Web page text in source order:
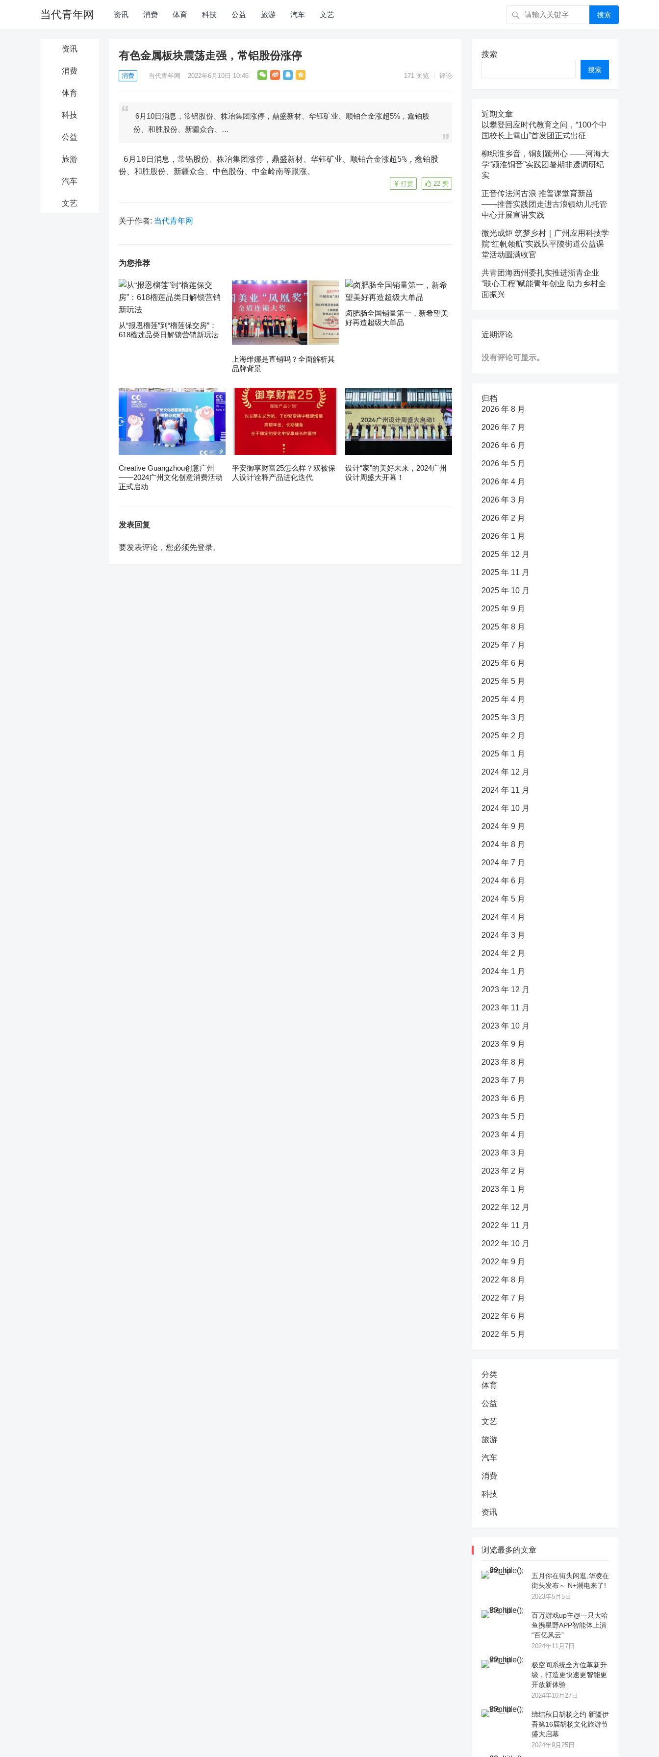
当代青年网 资讯 消费 体育 科技 公益 旅游 汽车 文艺 搜索
资讯
消费
体育
科技
公益
旅游
汽车
文艺
有色金属板块震荡走强，常铝股份涨停
消费 当代青年网 2022年6月10日 10:46 171 浏览 评论
6月10日消息，常铝股份、株冶集团涨停，鼎盛新材、华钰矿业、顺铂合金涨超5%，鑫铂股
份、和胜股份、新疆众合、…
6月10日消息，常铝股份、株冶集团涨停，鼎盛新材、华钰矿业、顺铂合金涨超5%，鑫铂股
份、和胜股份、新疆众合、中色股份、中金岭南等跟涨。
22 赞
打赏
关于作者: 当代青年网
为您推荐
从“报恩榴莲”到“榴莲保交房”：
618榴莲品类日解锁营销新玩法
上海维娜是直销吗？全面解析其
品牌背景
卤肥肠全国销量第一，新希望美
好再造超级大单品
Creative Guangzhou创意广州
——2024广州文化创意消费活动
正式启动
平安御享财富25怎么样？双被保
人设计诠释产品进化迭代
设计“家”的美好未来，2024广州
设计周盛大开幕！
发表回复
要发表评论，您必须先登录。
搜索
搜索
近期文章
以攀登回应时代教育之问，“100个中
国校长上雪山”首发团正式出征
柳织淮乡音，铜刻颍州心 ——河海大
学“颍淮铜音”实践团暑期非遗调研纪
实
正音传法润古浪 推普课堂育新苗
——推普实践团走进古浪镇幼儿托管
中心开展宣讲实践
微光成炬 筑梦乡村｜广州应用科技学
院“红帆领航”实践队平陵街道公益课
堂活动圆满收官
共青团海西州委扎实推进浙青企业
“联心工程”赋能青年创业 助力乡村全
面振兴
近期评论
没有评论可显示。
归档
2026 年 8 月
2026 年 7 月
2026 年 6 月
2026 年 5 月
2026 年 4 月
2026 年 3 月
2026 年 2 月
2026 年 1 月
2025 年 12 月
2025 年 11 月
2025 年 10 月
2025 年 9 月
2025 年 8 月
2025 年 7 月
2025 年 6 月
2025 年 5 月
2025 年 4 月
2025 年 3 月
2025 年 2 月
2025 年 1 月
2024 年 12 月
2024 年 11 月
2024 年 10 月
2024 年 9 月
2024 年 8 月
2024 年 7 月
2024 年 6 月
2024 年 5 月
2024 年 4 月
2024 年 3 月
2024 年 2 月
2024 年 1 月
2023 年 12 月
2023 年 11 月
2023 年 10 月
2023 年 9 月
2023 年 8 月
2023 年 7 月
2023 年 6 月
2023 年 5 月
2023 年 4 月
2023 年 3 月
2023 年 2 月
2023 年 1 月
2022 年 12 月
2022 年 11 月
2022 年 10 月
2022 年 9 月
2022 年 8 月
2022 年 7 月
2022 年 6 月
2022 年 5 月
分类
体育
公益
文艺
旅游
汽车
消费
科技
资讯
浏览最多的文章
五月你在街头闲逛,华凌在
街头发布～ N+潮电来了!
2023年5月5日
百万游戏up主@一只大哈
鱼携星野APP智能体上演
“百亿风云”
2024年11月7日
极空间系统全方位革新升
级，打造更快速更智能更
开放新体验
2024年10月27日
缔结秋日胡杨之约 新疆伊
吾第16届胡杨文化旅游节
盛大启幕
2024年9月25日